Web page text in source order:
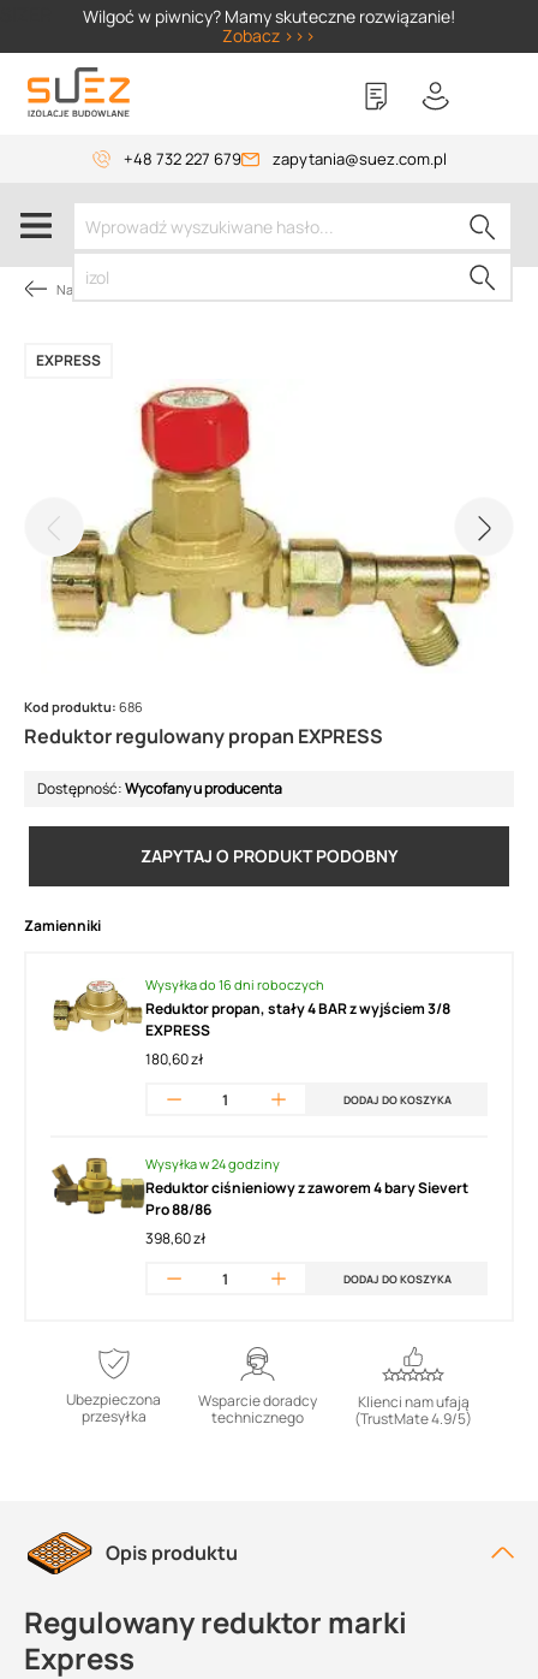
Wilgoć w piwnicy? Mamy skuteczne rozwiązanie!
Zobacz >>>
+48 732 227 679 zapytania@suez.com.pl
Narzędzia dekarskie
Reduktor regulowany propan EXPRESS
EXPRESS
Kod produktu: 686
Dostępność:Wycofany u producenta
ZAPYTAJ O PRODUKT PODOBNY
Zamienniki
Wysyłka do 16 dni roboczych
Reduktor propan, stały 4 BAR z wyjściem 3/8
EXPRESS
180,60 zł
DODAJ DO KOSZYKA
Wysyłka w 24 godziny
Reduktor ciśnieniowy z zaworem 4 bary Sievert
Pro 88/86
398,60 zł
DODAJ DO KOSZYKA
Ubezpieczona
przesyłka
Wsparcie doradcy
technicznego
Klienci nam ufają
(TrustMate 4.9/5)
Opis produktu
Regulowany reduktor marki
Express